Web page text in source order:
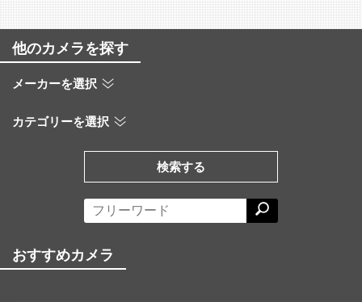
他のカメラを探す
メーカーを選択
カテゴリーを選択
検索する
おすすめカメラ